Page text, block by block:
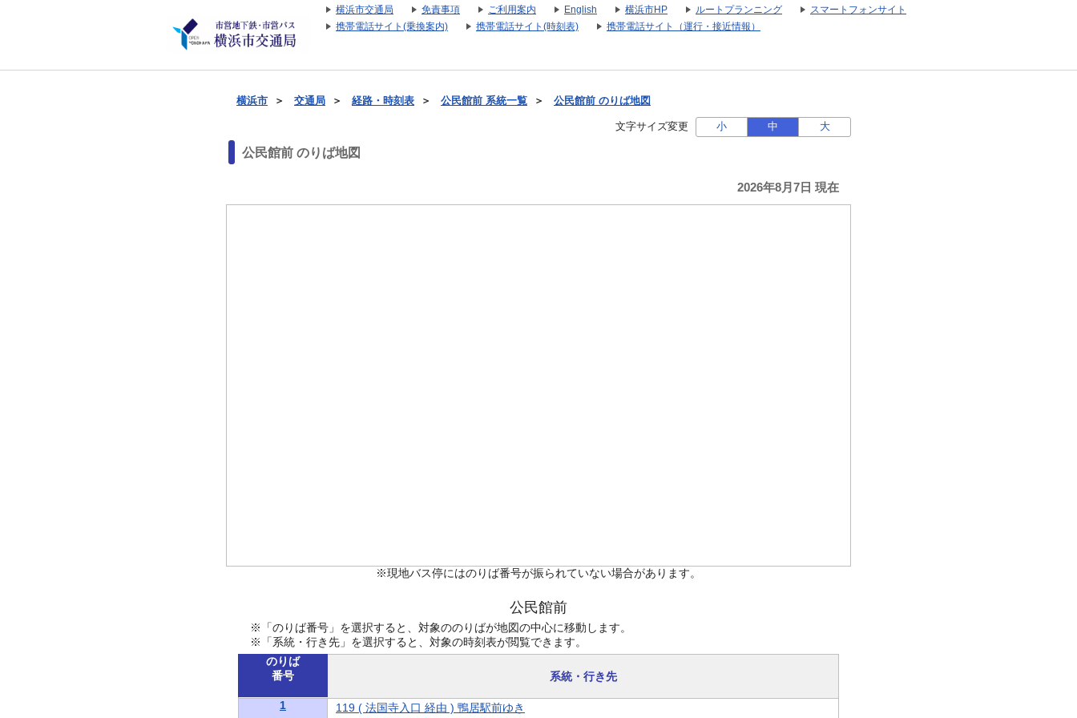
横浜市交通局 免責事項 ご利用案内 English 横浜市HP ルートプランニング
スマートフォンサイト
携帯電話サイト(乗換案内)
携帯電話サイト(時刻表) 携帯電話サイト（運行・接近情報）
横浜市 ＞ 交通局 ＞ 経路・時刻表 ＞ 公民館前 系統一覧 ＞ 公民館前 のりば地図
文字サイズ変更 小 中 大
公民館前 のりば地図
2026年8月7日 現在
※現地バス停にはのりば番号が振られていない場合があります。
公民館前
※「のりば番号」を選択すると、対象ののりばが地図の中心に移動します。
※「系統・行き先」を選択すると、対象の時刻表が閲覧できます。
のりば
番号
系統・行き先
1 119 ( 法国寺入口 経由 ) 鴨居駅前ゆき